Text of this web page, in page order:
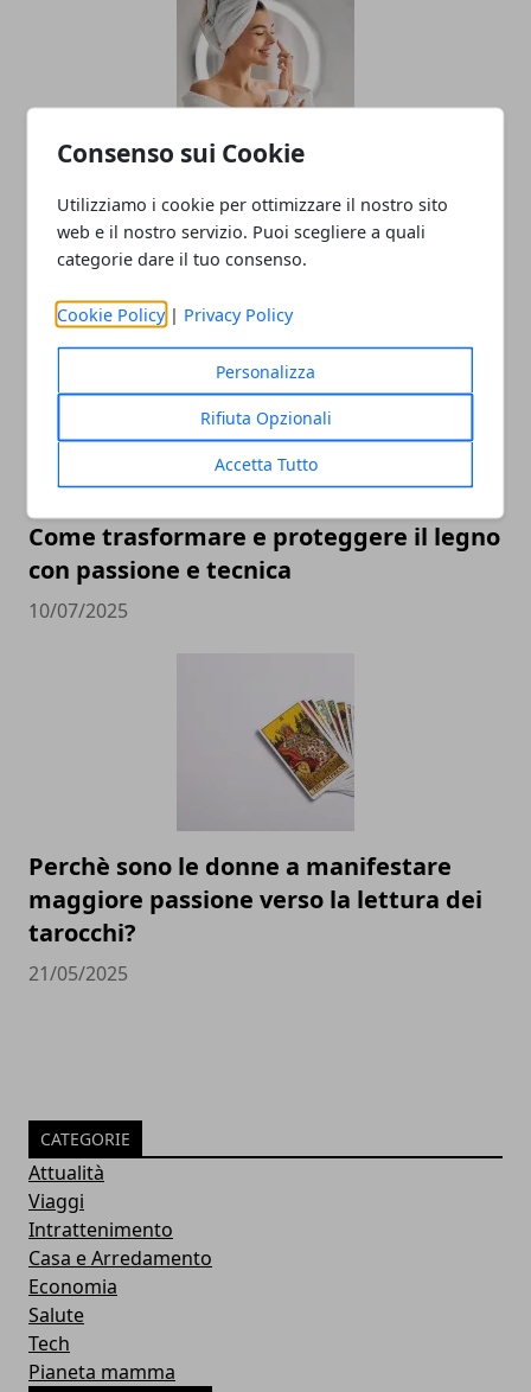
Consenso sui Cookie
Utilizziamo i cookie per ottimizzare il nostro sito
web e il nostro servizio. Puoi scegliere a quali
categorie dare il tuo consenso.
Cookie Policy | Privacy Policy
Personalizza
Rifiuta Opzionali
Accetta Tutto
L'importanza di utilizzare cosmetici
biologici
Come trasformare e proteggere il legno
con passione e tecnica
10/07/2025
Perchè sono le donne a manifestare
maggiore passione verso la lettura dei
tarocchi?
21/05/2025
CATEGORIE
Attualità
Viaggi
Intrattenimento
Casa e Arredamento
Economia
Salute
Tech
Pianeta mamma